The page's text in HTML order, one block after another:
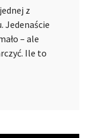
z
Jedenaście
– ale
Ile to